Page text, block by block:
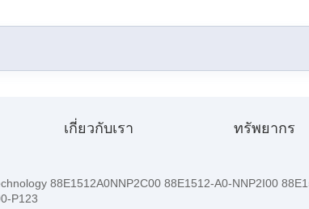
เกี่ยวกับเรา ทรัพยากร
88E1512A0NNP2C00 88E1512-A0-NNP2I00
P123